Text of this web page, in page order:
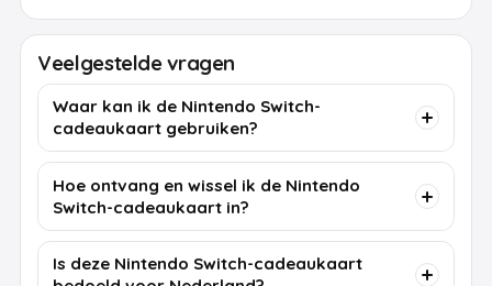
Veelgestelde vragen
Waar kan ik de Nintendo Switch-
cadeaukaart gebruiken?
Hoe ontvang en wissel ik de Nintendo
Switch-cadeaukaart in?
Is deze Nintendo Switch-cadeaukaart